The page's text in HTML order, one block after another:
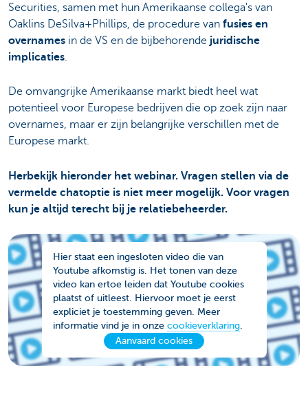
Securities, samen met hun Amerikaanse collega's van
Oaklins DeSilva+Phillips, de procedure van fusies en
overnames in de VS en de bijbehorende juridische
implicaties.
De omvangrijke Amerikaanse markt biedt heel wat
potentieel voor Europese bedrijven die op zoek zijn naar
overnames, maar er zijn belangrijke verschillen met de
Europese markt.
Herbekijk hieronder het webinar. Vragen stellen via de
vermelde chatoptie is niet meer mogelijk. Voor vragen
kun je altijd terecht bij je relatiebeheerder.
Hier staat een ingesloten video die van
Youtube afkomstig is. Het tonen van deze
video kan ertoe leiden dat Youtube cookies
plaatst of uitleest. Hiervoor moet je eerst
expliciet je toestemming geven. Meer
informatie vind je in onze cookieverklaring.
Aanvaard cookies